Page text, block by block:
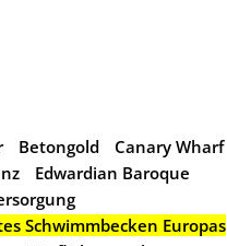
Betongold
Canary Wharf
Edwardian Baroque
Schwimmbecken Europas